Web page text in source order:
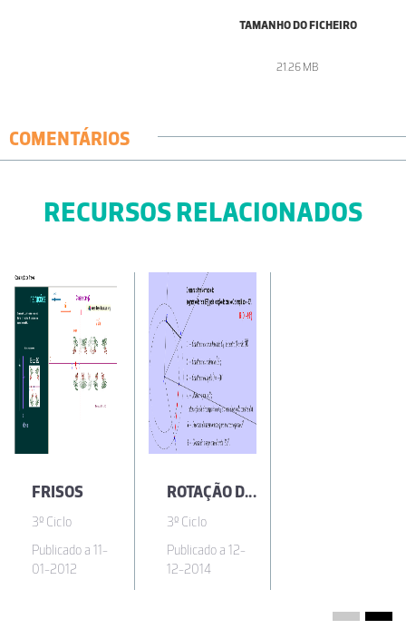
TAMANHO DO FICHEIRO
21.26 MB
COMENTÁRIOS
RECURSOS RELACIONADOS
FRISOS
3º Ciclo
Publicado a 11-
01-2012
ROTAÇÃO DADO O CENTRO E A AMPLITUDE
3º Ciclo
Publicado a 12-
12-2014